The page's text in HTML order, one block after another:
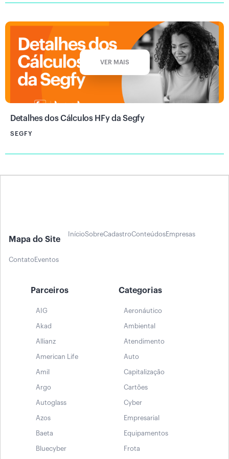
VER MAIS
Detalhes dos Cálculos HFy da Segfy
SEGFY
Mapa do Site
InícioSobreCadastroConteúdosEmpresas
ContatoEventos
Parceiros
AIG
Akad
Allianz
American Life
Amil
Argo
Autoglass
Azos
Baeta
Bluecyber
Categorias
Aeronáutico
Ambiental
Atendimento
Auto
Capitalização
Cartões
Cyber
Empresarial
Equipamentos
Frota